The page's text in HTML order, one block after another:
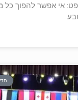
אי אפשר להפוך כל